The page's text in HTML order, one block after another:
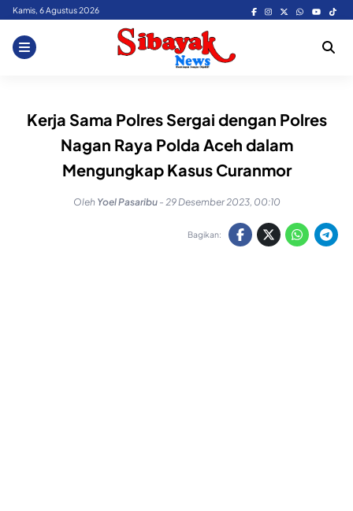
Skip
content
Kamis, 6 Agustus 2026
Kerja Sama Polres Sergai dengan Polres
Nagan Raya Polda Aceh dalam
Mengungkap Kasus Curanmor
Oleh Yoel Pasaribu - 29 Desember 2023, 00:10
Bagikan: